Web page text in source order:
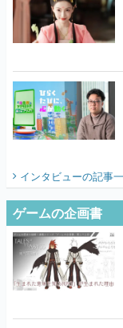
インタビューの記事
ゲームの企画書